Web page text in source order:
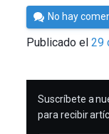
Por
Cultura
Cientifica
No hay
Publicado el29
SUSCRIBIRME
Suscríbete a
para recibir